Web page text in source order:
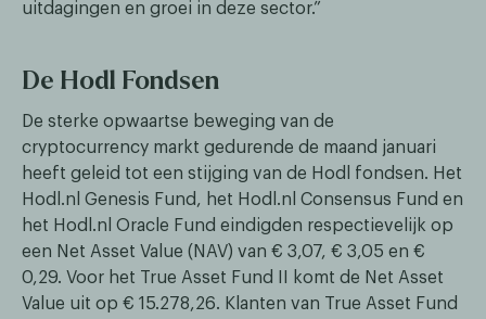
uitdagingen en groei in deze sector.”
De Hodl Fondsen
De sterke opwaartse beweging van de
cryptocurrency markt gedurende de maand januari
heeft geleid tot een stijging van de Hodl fondsen. Het
Hodl.nl Genesis Fund, het Hodl.nl Consensus Fund en
het Hodl.nl Oracle Fund eindigden respectievelijk op
een Net Asset Value (NAV) van € 3,07, € 3,05 en €
0,29. Voor het True Asset Fund II komt de Net Asset
Value uit op € 15.278,26. Klanten van True Asset Fund